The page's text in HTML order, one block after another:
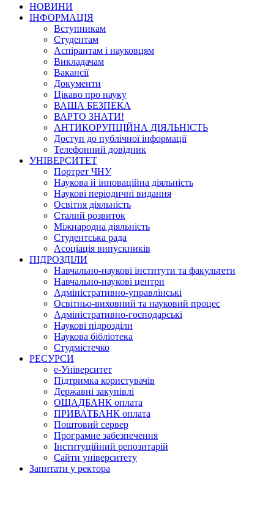
НОВИНИ
ІНФОРМАЦІЯ
Вступникам
Студентам
Аспірантам і науковцям
Викладачам
Вакансії
Документи
Цікаво про науку
ВАША БЕЗПЕКА
ВАРТО ЗНАТИ!
АНТИКОРУПЦІЙНА ДІЯЛЬНІСТЬ
Доступ до публічної інформації
Телефонний довідник
УНІВЕРСИТЕТ
Портрет ЧНУ
Наукова й інноваційна діяльність
Наукові періодичні видання
Освітня діяльність
Сталий розвиток
Міжнародна діяльність
Студентська рада
Асоціація випускників
ПІДРОЗДІЛИ
Навчально-наукові інститути та факультети
Навчально-наукові центри
Адміністративно-управлінські
Освітньо-виховний та науковий процес
Адміністративно-господарські
Наукові підрозділи
Наукова бібліотека
Студмістечко
РЕСУРСИ
е-Університет
Підтримка користувачів
Державні закупівлі
ОЩАДБАНК оплата
ПРИВАТБАНК оплата
Поштовий сервер
Програмне забезпечення
Інституційний репозитарій
Сайти університету
Запитати у ректора